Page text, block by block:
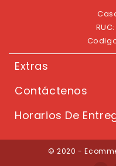
Extras
Contáctenos
Horarios De
© 2020 -